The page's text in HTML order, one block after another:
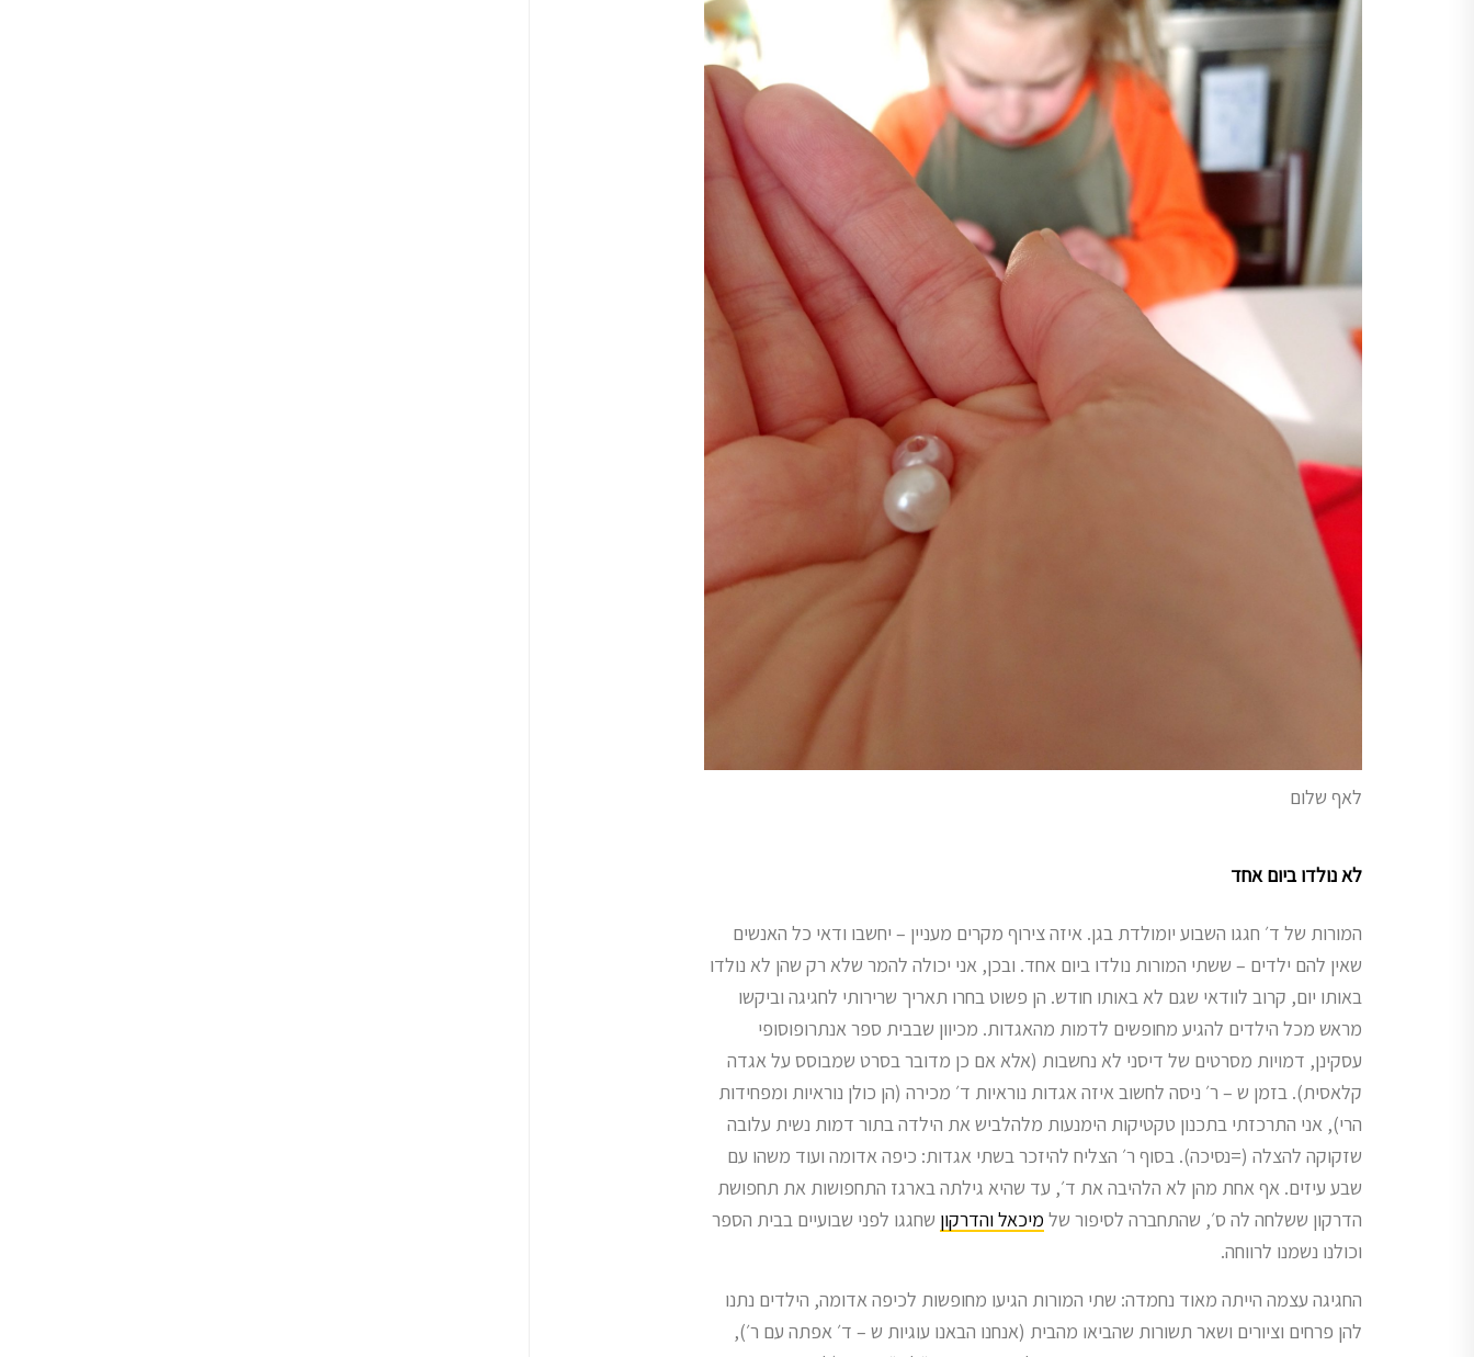
לאף שלום
לא נולדו ביום אחד
המורות של ד׳ חגגו השבוע יומולדת בגן. איזה צירוף מקרים מעניין – יחשבו ודאי כל האנשים
שאין להם ילדים – ששתי המורות נולדו ביום אחד. ובכן, אני יכולה להמר שלא רק שהן לא נולדו
באותו יום, קרוב לוודאי שגם לא באותו חודש. הן פשוט בחרו תאריך שרירותי לחגיגה וביקשו
מראש מכל הילדים להגיע מחופשים לדמות מהאגדות. מכיוון שבבית ספר אנתרופוסופי
עסקינן, דמויות מסרטים של דיסני לא נחשבות (אלא אם כן מדובר בסרט שמבוסס על אגדה
קלאסית). בזמן ש – ר׳ ניסה לחשוב איזה אגדות נוראיות ד׳ מכירה (הן כולן נוראיות ומפחידות
הרי), אני התרכזתי בתכנון טקטיקות הימנעות מלהלביש את הילדה בתור דמות נשית עלובה
שזקוקה להצלה (=נסיכה). בסוף ר׳ הצליח להיזכר בשתי אגדות: כיפה אדומה ועוד משהו עם
שבע עיזים. אף אחת מהן לא הלהיבה את ד׳, עד שהיא גילתה בארגז התחפושות את תחפושת
הדרקון ששלחה לה ס׳, שהתחברה לסיפור של מיכאל והדרקון שחגגו לפני שבועיים בבית הספר
וכולנו נשמנו לרווחה.
החגיגה עצמה הייתה מאוד נחמדה: שתי המורות הגיעו מחופשות לכיפה אדומה, הילדים נתנו
להן פרחים וציורים ושאר תשורות שהביאו מהבית (אנחנו הבאנו עוגיות ש – ד׳ אפתה עם ר׳),